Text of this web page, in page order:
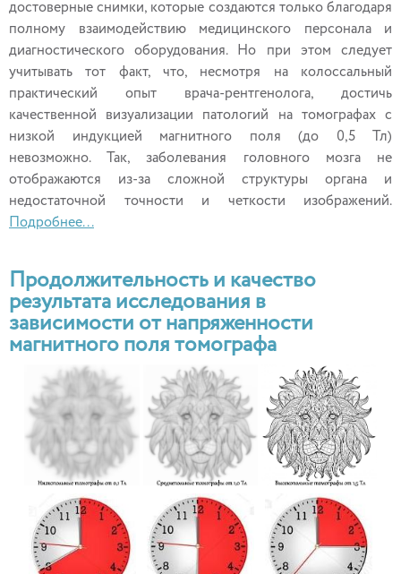
достоверные снимки, которые создаются только благодаря
полному взаимодействию медицинского персонала и
диагностического оборудования. Но при этом следует
учитывать тот факт, что, несмотря на колоссальный
практический опыт врача-рентгенолога, достичь
качественной визуализации патологий на томографах с
низкой индукцией магнитного поля (до 0,5 Тл)
невозможно. Так, заболевания головного мозга не
отображаются из-за сложной структуры органа и
недостаточной точности и четкости изображений.
Подробнее...
Продолжительность и качество
результата исследования в
зависимости от напряженности
магнитного поля томографа